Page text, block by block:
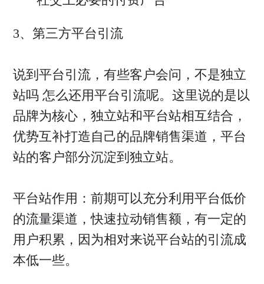
3、第三方平台引流
说到平台引流，有些客户会问，不是独立
站吗 怎么还用平台引流呢。这里说的是以
品牌为核心，独立站和平台站相互结合，
优势互补打造自己的品牌销售渠道，平台
站的客户部分沉淀到独立站。
平台站作用：前期可以充分利用平台低价
的流量渠道，快速拉动销售额，有一定的
用户积累，因为相对来说平台站的引流成
本低一些。